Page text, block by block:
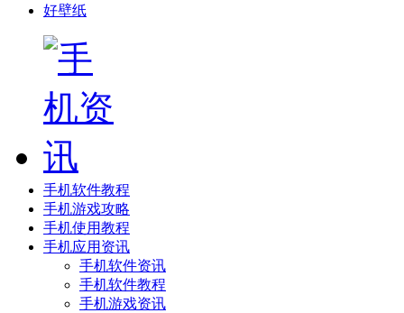
好壁纸
手机软件教程
手机游戏攻略
手机使用教程
手机应用资讯
手机软件资讯
手机软件教程
手机游戏资讯